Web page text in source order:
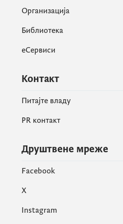
Организација
Библиотека
еСервиси
Контакт
Питајте владу
PR контакт
Друштвене мреже
Facebook
X
Instagram